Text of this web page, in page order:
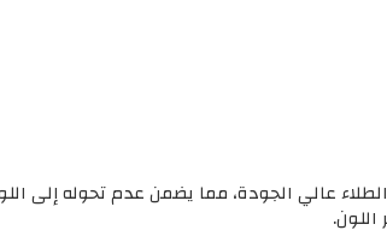
عالي الجودة، مما يضمن عدم تحوله إلى